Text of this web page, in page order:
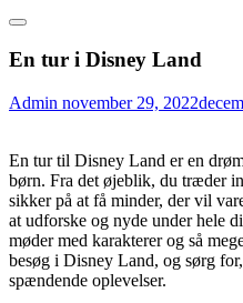
En tur i Disney Land
Admin november 29, 2022
En tur til Disney Land er en
børn. Fra det øjeblik, du træder
sikker på at få minder, der vil
at udforske og nyde under hele
møder med karakterer og så
besøg i Disney Land, og sørg
spændende oplevelser.